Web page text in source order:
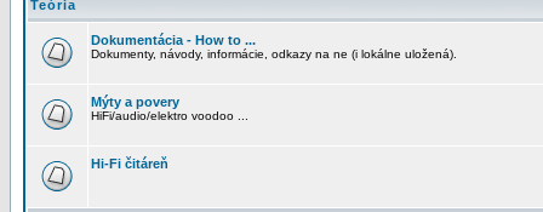
Teória
Dokumentácia - How to ...
Dokumenty, návody, informácie, odkazy na ne (i lokálne uložená).
Mýty a povery
HiFi/audio/elektro voodoo ...
Hi-Fi čitáreň